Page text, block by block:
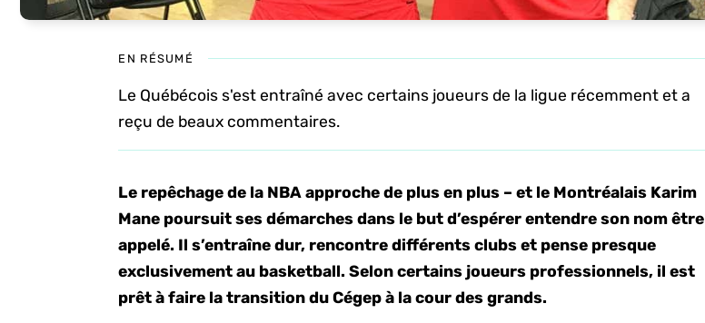
EN RÉSUMÉ
Le Québécois s'est entraîné avec certains joueurs de la ligue récemment et a
reçu de beaux commentaires.
Le repêchage de la NBA approche de plus en plus – et le Montréalais Karim
Mane poursuit ses démarches dans le but d’espérer entendre son nom être
appelé. Il s’entraîne dur, rencontre différents clubs et pense presque
exclusivement au basketball. Selon certains joueurs professionnels, il est
prêt à faire la transition du Cégep à la cour des grands.